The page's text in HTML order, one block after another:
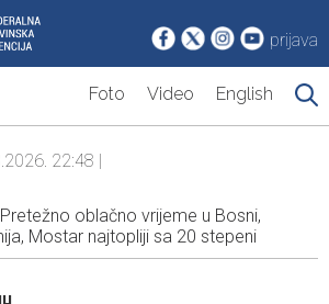
prijava
Foto Video English
22:48 |
Pretežno oblačno vrijeme u Bosni,
Mostar najtopliji sa 20 stepeni